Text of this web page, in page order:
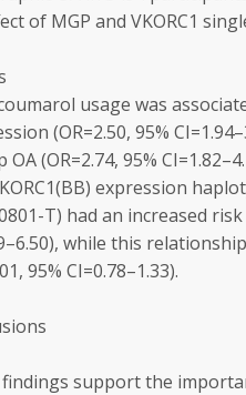
of MGP and VKORC1
usage was
(OR=2.50, 95%
OA (OR=2.74, 95%
expression
T) had an increased
while this
95% CI=0.78–1.33).
support the